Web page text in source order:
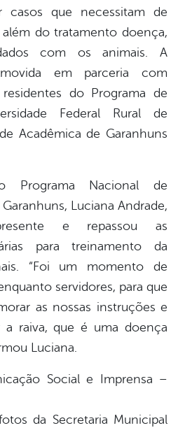
casos que necessitam de
do tratamento doença,
com os animais. A
em parceria com
do Programa de
Federal Rural de
Acadêmica de Garanhuns
Programa Nacional de
Luciana Andrade,
e repassou as
para treinamento da
“Foi um momento de
servidores, para que
as nossas instruções e
a raiva, que é uma doença
Luciana.
Social e Imprensa –
da Secretaria Municipal